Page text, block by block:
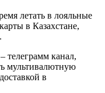
летать в лояльные
в Казахстане,
телеграмм канал,
мультивалютную
в